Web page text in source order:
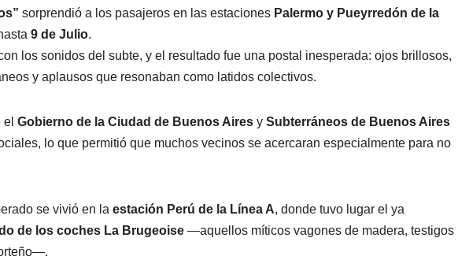
sorprendió a los pasajeros en las estaciones Palermo y Pueyrredón de la
9 de Julio.
los sonidos del subte, y el resultado fue una postal inesperada: ojos brillosos,
y aplausos que resonaban como latidos colectivos.
Gobierno de la Ciudad de Buenos Aires y Subterráneos de Buenos Aires
lo que permitió que muchos vecinos se acercaran especialmente para no
se vivió en la estación Perú de la Línea A, donde tuvo lugar el ya
de los coches La Brugeoise —aquellos míticos vagones de madera, testigos